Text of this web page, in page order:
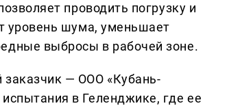
проводить погрузку и
уровень шума, уменьшает
выбросы в рабочей зоне.
— ООО «Кубань-
в Геленджике, где ее